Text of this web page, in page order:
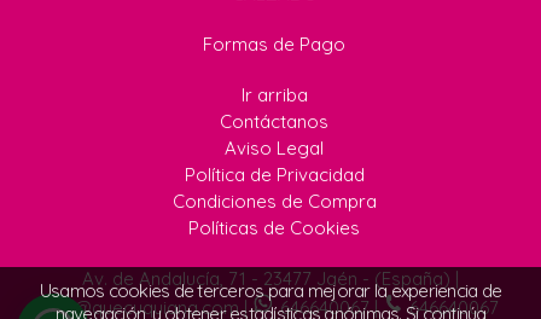
Formas de Pago
Ir arriba
Contáctanos
Aviso Legal
Política de Privacidad
Condiciones de Compra
Políticas de Cookies
Av. de Andalucía, 71 - 23477 Jaén - (España) |
info@quecuquiana.com| 646640067| 646640067
Usamos cookies de terceros para mejorar la experiencia de
navegación, y obtener estadísticas anónimas. Si continúa